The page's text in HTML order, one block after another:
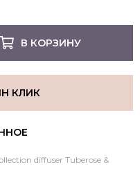
В КОРЗИНУ
КЛИК
diffuser Tuberose &